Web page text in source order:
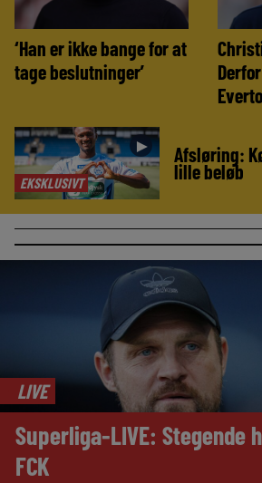
‘Han er ikke bange for at
tage beslutninger’
EKSKLUSIVT
► Afsløring:
lille beløb
LIVE
Superliga-LIVE: Stegende
FCK